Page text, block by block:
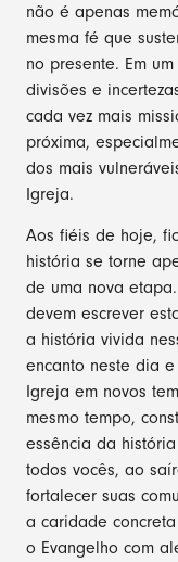
não é apenas
mesma fé que
no presente. Em
divisões e
cada vez mais
próxima,
dos mais
Igreja.
Aos fiéis de hoje,
história se torne
de uma nova
devem escrever
a história vivida
encanto neste dia
Igreja em novos
mesmo tempo,
essência da
todos vocês, ao
fortalecer suas
a caridade
o Evangelho com